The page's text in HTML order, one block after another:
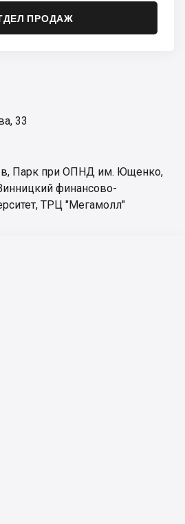
ПРОДАЖ
33
, Парк при ОПНД им. Ющенко,
финансово-
, ТРЦ "Мегамолл"